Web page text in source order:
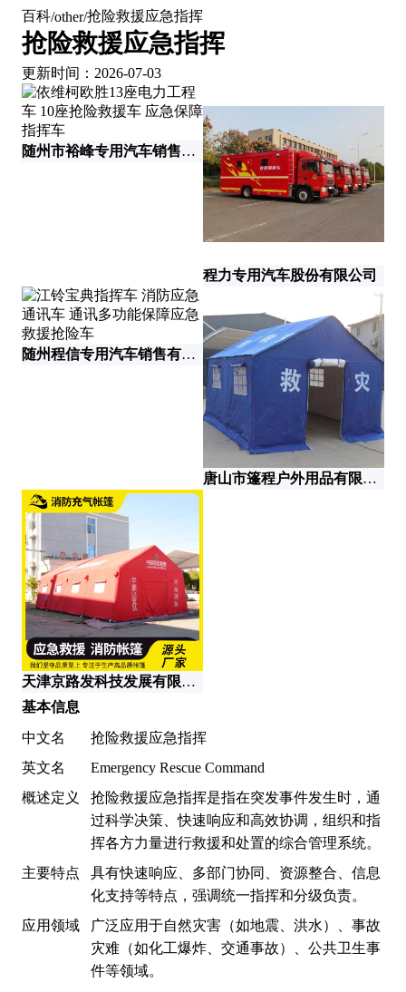
百科/other/抢险救援应急指挥
抢险救援应急指挥
更新时间：2026-07-03
随州市裕峰专用汽车销售有限公司
程力专用汽车股份有限公司
随州程信专用汽车销售有限公司
唐山市篷程户外用品有限公司
天津京路发科技发展有限公司
基本信息
中文名
抢险救援应急指挥
英文名
Emergency Rescue Command
概述定义
抢险救援应急指挥是指在突发事件发生时，通
过科学决策、快速响应和高效协调，组织和指
挥各方力量进行救援和处置的综合管理系统。
主要特点
具有快速响应、多部门协同、资源整合、信息
化支持等特点，强调统一指挥和分级负责。
应用领域
广泛应用于自然灾害（如地震、洪水）、事故
灾难（如化工爆炸、交通事故）、公共卫生事
件等领域。